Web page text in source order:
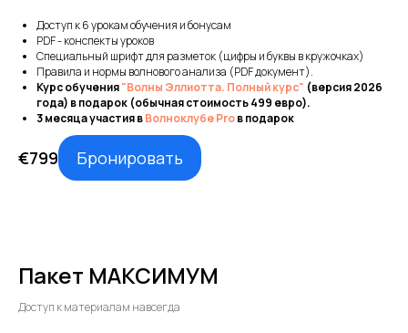
Доступ к 6 урокам обучения и бонусам
PDF - конспекты уроков
Специальный шрифт для разметок (цифры и буквы в кружочках)
Правила и нормы волнового анализа (PDF документ).
Курс обучения"Волны Эллиотта. Полный курс" (версия 2026
года) в подарок (обычная стоимость 499 евро).
3 месяца участия вВолноклубе Proв подарок
€799 Бронировать
Пакет МАКСИМУМ
Доступ к материалам навсегда